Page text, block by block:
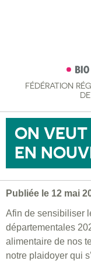
FÉDÉRATION
ON
EN
Publiée le 12 mai
Afin de sensibiliser
départementales
alimentaire de nos
notre plaidoyer qui